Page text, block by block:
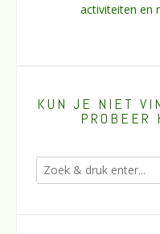
activiteiten en
KUN JE NIET
PROBEER